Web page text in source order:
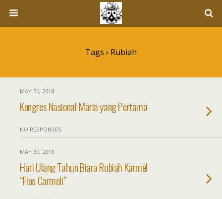
Tags › Rubiah
MAY 30, 2018
Kongres Nasional Maria yang Pertama
NO RESPONSES
MAY 30, 2018
Hari Ulang Tahun Biara Rubiah Karmel
“Flos Carmeli”